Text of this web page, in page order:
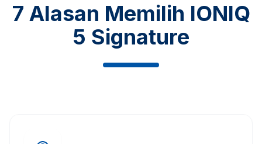
7 Alasan Memilih IONIQ
5 Signature